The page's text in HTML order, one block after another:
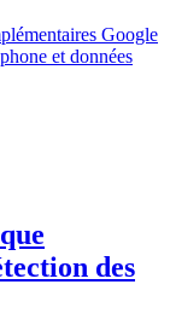
Google
et données
des